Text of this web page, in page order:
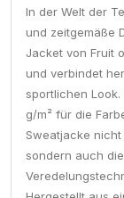
In der Welt der
und zeitgemäße
Jacket von Fruit
und verbindet
sportlichen
g/m² für die
Sweatjacke
sondern auch